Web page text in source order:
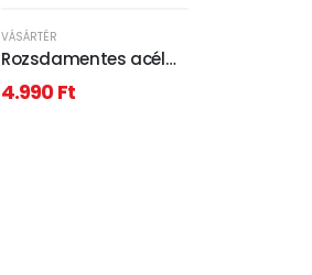
VÁSÁRTÉR
Rozsdamentes acél
vízforraló - 2L - 2000W
4.990Ft